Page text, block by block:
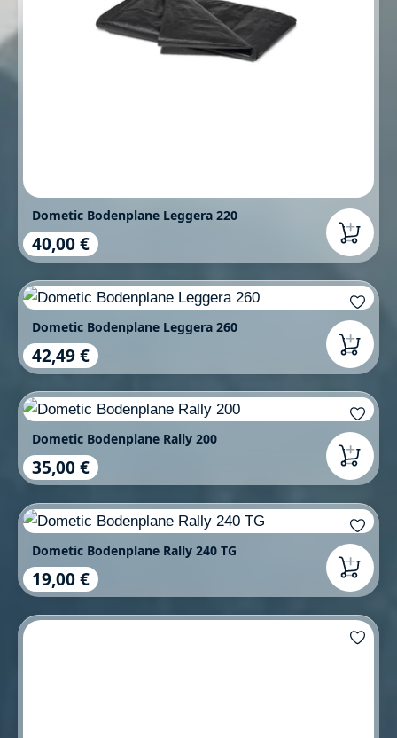
Dometic Bodenplane Leggera 220
Regulärer Preis:
40,00 €
Dometic Bodenplane Leggera 260
Regulärer Preis:
42,49 €
Dometic Bodenplane Rally 200
Regulärer Preis:
35,00 €
Dometic Bodenplane Rally 240 TG
Regulärer Preis:
19,00 €